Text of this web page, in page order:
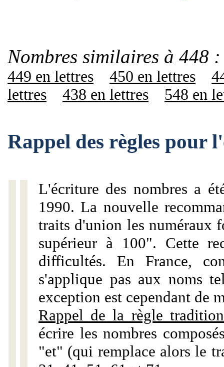
Nombres similaires à 448 :
449 en lettres 450 en lettres
lettres
438 en lettres 548 en
Rappel des règles pour
L'écriture des nombres a
1990. La nouvelle
traits d'union les numéraux
supérieur à 100". Cette
difficultés. En France,
s'applique pas aux noms
exception est cependant de
Rappel de la règle
écrire les nombres
"et" (qui remplace alors le